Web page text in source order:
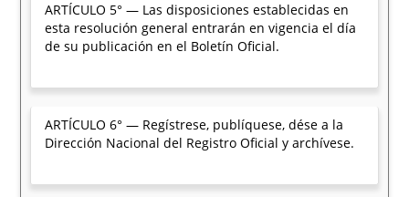
ARTÍCULO 5° — Las disposiciones establecidas en
esta resolución general entrarán en vigencia el día
de su publicación en el Boletín Oficial.
ARTÍCULO 6° — Regístrese, publíquese, dése a la
Dirección Nacional del Registro Oficial y archívese.